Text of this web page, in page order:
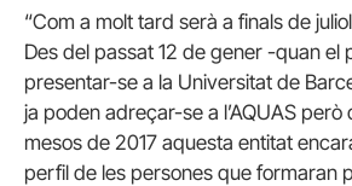
“Com a molt tard serà a finals de
Des del passat 12 de gener -quan el
presentar-se a la Universitat de
ja poden adreçar-se a l’AQUAS
mesos de 2017 aquesta entitat
perfil de les persones que formaran